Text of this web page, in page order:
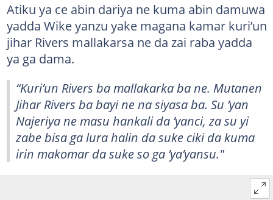
Atiku ya ce abin dariya ne kuma abin damuwa
yadda Wike yanzu yake magana kamar kuri’un
jihar Rivers mallakarsa ne da zai raba yadda
ya ga dama.
“Kuri’un Rivers ba mallakarka ba ne. Mutanen
Jihar Rivers ba bayi ne na siyasa ba. Su ’yan
Najeriya ne masu hankali da ’yanci, za su yi
zabe bisa ga lura halin da suke ciki da kuma
irin makomar da suke so ga ’ya’yansu."